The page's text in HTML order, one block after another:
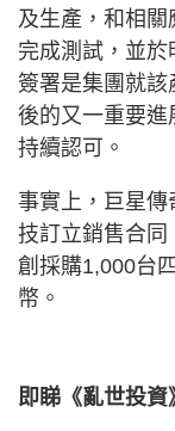
及生產，和相
完成測試，並
簽署是集團就該
後的又一重要進
持續認可。
事實上，巨星
技訂立銷售合
創採購1,000台
幣。
即睇《亂世投資